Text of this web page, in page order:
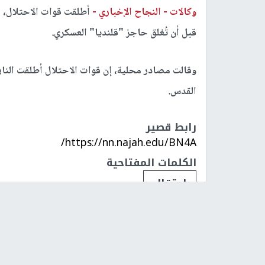
وكالات - النجاح الإخباري - أطلقت قوات
قبل أن تُغلق حاجز "قلنديا" العسكري.
وقالت مصادر محلية، إن قوات الاحتلال أطلقت
القدس.
رابط قصير
https://nn.najah.edu/BN4A/
الكلمات المفتاحية
اعتقال